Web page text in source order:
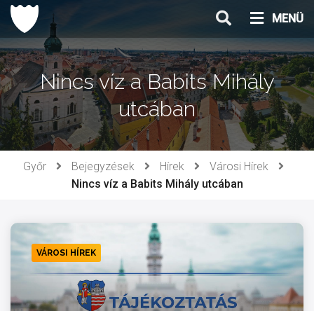
Ugrás
tartalomhoz
MENÜ
Nincs víz a Babits Mihály
utcában
Győr Bejegyzések Hírek
Városi Hírek
Nincs víz a Babits Mihály utcában
VÁROSI HÍREK